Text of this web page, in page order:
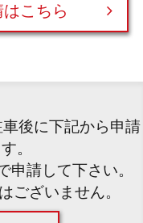
こちら
後に下記から申請
。
申請して下さい。
ございません。